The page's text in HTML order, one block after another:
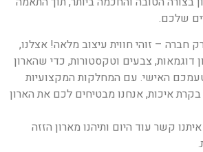
שלכם.
חברה – זוהי חווית עיצוב מלאה! אצלנו,
דוגמאות, צבעים וטקסטורות, כדי שהארון
האישי. עם המחלקות המקצועיות
איכות, אנחנו מבטיחים לכם את הארון
קשר עוד היום ותיהנו מארון הזזה